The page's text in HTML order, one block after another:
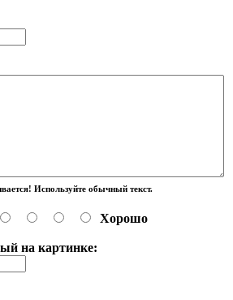
Используйте обычный текст.
Хорошо
на картинке: